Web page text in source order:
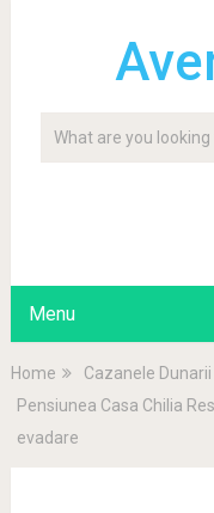
Menu
Home
Cazanele Dunarii
Pensiunea Casa Chilia
evadare